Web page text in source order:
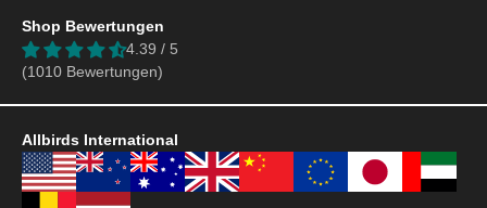
Shop Bewertungen
4.39 / 5
(1010 Bewertungen)
Allbirds International